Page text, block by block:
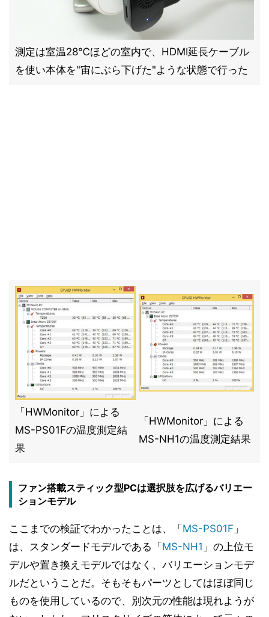
測定は室温28℃ほどの室内で、HDMI延長ケーブル
を使い本体を"宙にぶら下げた"ような状態で行った
「HWMonitor」による
MS-PS01Fの温度測定結
果
「HWMonitor」による
MS-NH1の温度測定結果
ファン搭載スティック型PCは選択肢を広げるバリエー
ションモデル
ここまでの検証でわかったことは、「 MS-PS01F 」
は、スタンダードモデルである「 MS-NH1 」の上位モ
デルや置き換えモデルではなく、バリエーションモデ
ルだということだ。そもそもパーツとしてはほぼ同じ
ものを使用しているので、別次元の性能は現れようが